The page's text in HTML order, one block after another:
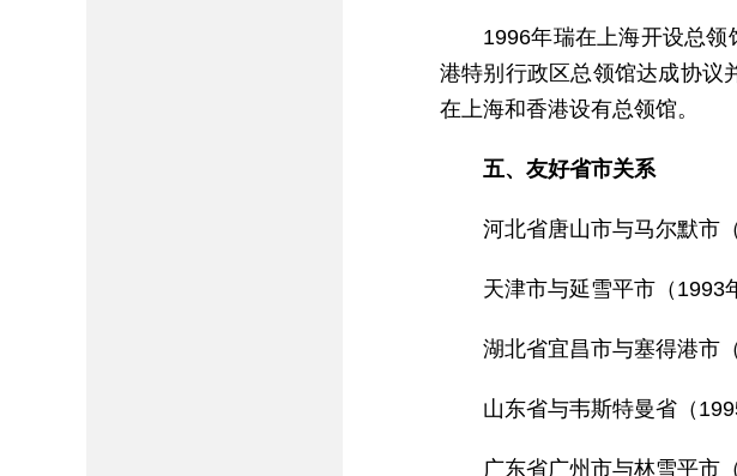
1996年瑞在上海开设总
港特别行政区总领馆达成协议
在上海和香港设有总领馆。
五、友好省市关系
河北省唐山市与马尔默市
天津市与延雪平市（1993
湖北省宜昌市与塞得港市
山东省与韦斯特曼省（
广东省广州市与林雪平市